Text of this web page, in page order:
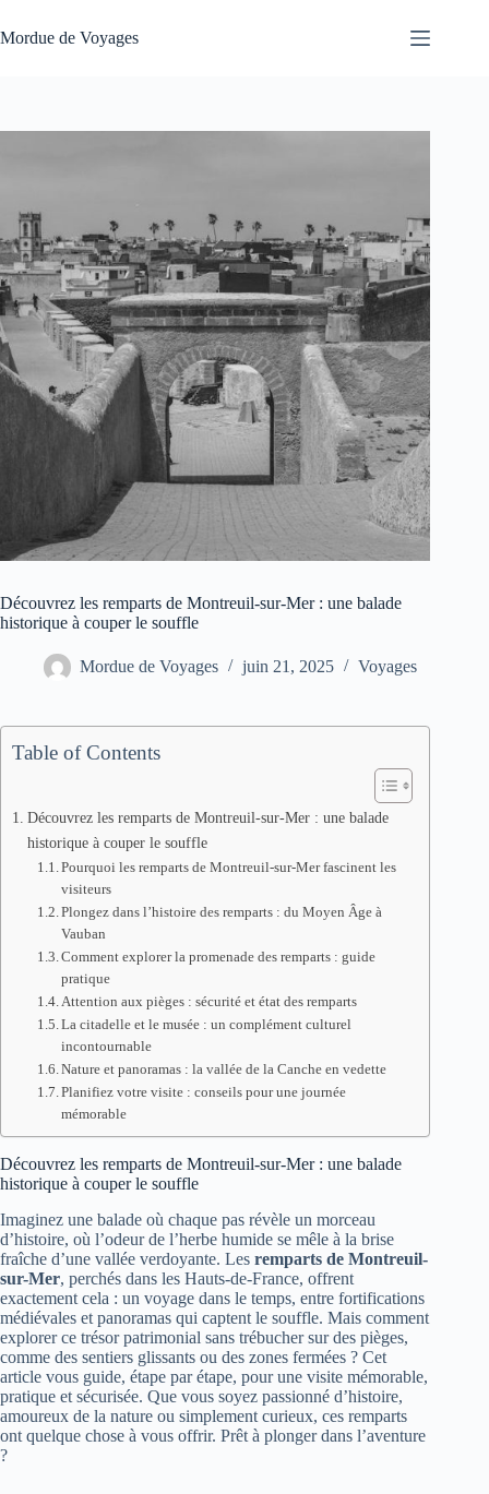
au
contenu
Mordue de Voyages
Découvrez les remparts de Montreuil-sur-Mer : une balade
historique à couper le souffle
Mordue de Voyages juin 21, 2025 Voyages
Table of Contents
Découvrez les remparts de Montreuil-sur-Mer : une balade
historique à couper le souffle
Pourquoi les remparts de Montreuil-sur-Mer fascinent les
visiteurs
Plongez dans l’histoire des remparts : du Moyen Âge à
Vauban
Comment explorer la promenade des remparts : guide
pratique
Attention aux pièges : sécurité et état des remparts
La citadelle et le musée : un complément culturel
incontournable
Nature et panoramas : la vallée de la Canche en vedette
Planifiez votre visite : conseils pour une journée
mémorable
Découvrez les remparts de Montreuil-sur-Mer : une balade
historique à couper le souffle
Imaginez une balade où chaque pas révèle un morceau
d’histoire, où l’odeur de l’herbe humide se mêle à la brise
fraîche d’une vallée verdoyante. Les remparts de Montreuil-
sur-Mer, perchés dans les Hauts-de-France, offrent
exactement cela : un voyage dans le temps, entre fortifications
médiévales et panoramas qui captent le souffle. Mais comment
explorer ce trésor patrimonial sans trébucher sur des pièges,
comme des sentiers glissants ou des zones fermées ? Cet
article vous guide, étape par étape, pour une visite mémorable,
pratique et sécurisée. Que vous soyez passionné d’histoire,
amoureux de la nature ou simplement curieux, ces remparts
ont quelque chose à vous offrir. Prêt à plonger dans l’aventure
?